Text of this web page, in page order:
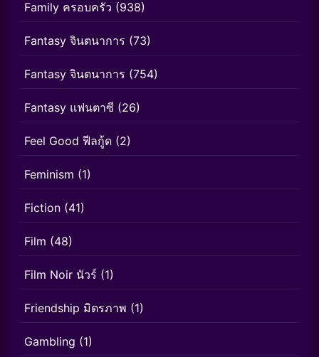
Family ครอบครัว (938)
Fantasy จินตนาการ (73)
Fantasy จินตนาการ (754)
Fantasy แฟนตาซี (26)
Feel Good ฟีลกู้ด (2)
Feminism (1)
Fiction (41)
Film (48)
Film Noir นัวร์ (1)
Friendship มิตรภาพ (1)
Gambling (1)